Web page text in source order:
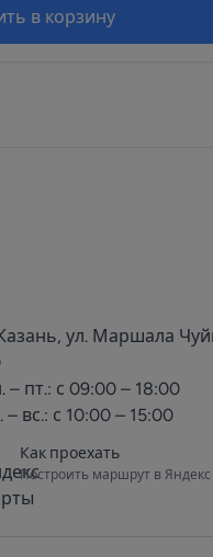
в корзину
ул. Маршала
– пт.: с 09:00 – 18:00
– вс.: с 10:00 – 15:00
Как проехать
Построить маршрут в Яндекс